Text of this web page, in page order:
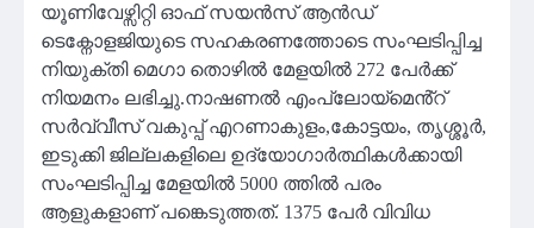
യൂണിവേഴ്സിറ്റി ഓഫ് സയൻസ് ആൻഡ്
ടെക്നോളജിയുടെ സഹകരണത്തോടെ സംഘടിപ്പിച്ച
നിയുക്തി മെഗാ തൊഴിൽ മേളയിൽ 272 പേർക്ക്
നിയമനം ലഭിച്ചു.നാഷണൽ എംപ്ലോയ്മെൻ്റ്
സർവ്വീസ് വകുപ്പ് എറണാകുളം,കോട്ടയം, തൃശ്ശൂർ,
ഇടുക്കി ജില്ലകളിലെ ഉദ്യോഗാർത്ഥികൾക്കായി
സംഘടിപ്പിച്ച മേളയിൽ 5000 ത്തിൽ പരം
ആളുകളാണ് പങ്കെടുത്തത്. 1375 പേർ വിവിധ